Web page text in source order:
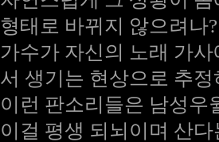
형태로 바뀌지 않으려나?
가수가 자신의 노래 가
서 생기는 현상으로 추정
이런 판소리들은 남성우
이걸 평생 되뇌이며 산다